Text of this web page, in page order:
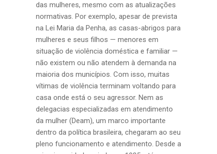
das mulheres, mesmo com as atualizações
normativas. Por exemplo, apesar de prevista
na Lei Maria da Penha, as casas-abrigos para
mulheres e seus filhos — menores em
situação de violência doméstica e familiar —
não existem ou não atendem à demanda na
maioria dos municípios. Com isso, muitas
vítimas de violência terminam voltando para
casa onde está o seu agressor. Nem as
delegacias especializadas em atendimento
da mulher (Deam), um marco importante
dentro da política brasileira, chegaram ao seu
pleno funcionamento e atendimento. Desde a